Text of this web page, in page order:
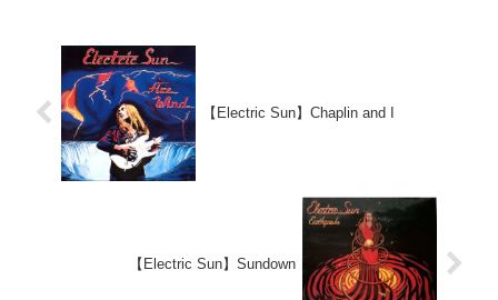
【Electric Sun】Chaplin and I
【Electric Sun】Sundown